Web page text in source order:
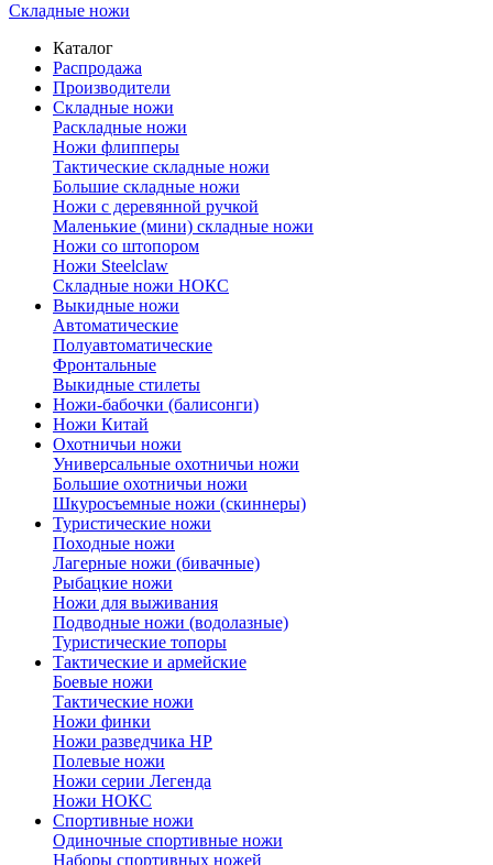
Складные ножи
Каталог
Распродажа
Производители
Складные ножи
Раскладные ножи
Ножи флипперы
Тактические складные ножи
Большие складные ножи
Ножи с деревянной ручкой
Маленькие (мини) складные ножи
Ножи со штопором
Ножи Steelclaw
Складные ножи НОКС
Выкидные ножи
Автоматические
Полуавтоматические
Фронтальные
Выкидные стилеты
Ножи-бабочки (балисонги)
Ножи Китай
Охотничьи ножи
Универсальные охотничьи ножи
Большие охотничьи ножи
Шкуросъемные ножи (скиннеры)
Туристические ножи
Походные ножи
Лагерные ножи (бивачные)
Рыбацкие ножи
Ножи для выживания
Подводные ножи (водолазные)
Туристические топоры
Тактические и армейские
Боевые ножи
Тактические ножи
Ножи финки
Ножи разведчика НР
Полевые ножи
Ножи серии Легенда
Ножи НОКС
Спортивные ножи
Одиночные спортивные ножи
Наборы спортивных ножей